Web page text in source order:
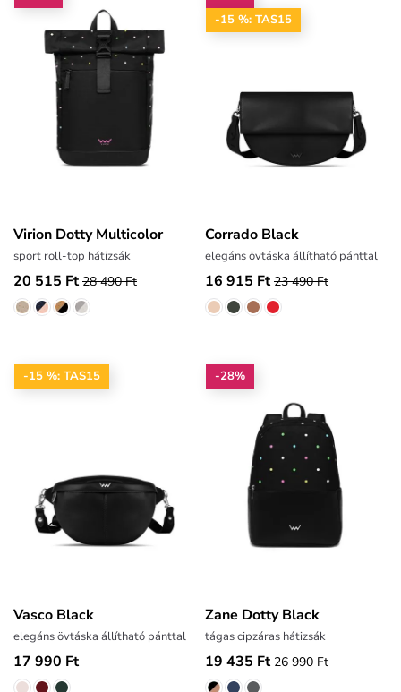
Virion Dotty Multicolor
sport roll-top hátizsák
20 515 Ft 28 490 Ft
-15 %: TAS15
Corrado Black
elegáns övtáska állítható pánttal
16 915 Ft 23 490 Ft
-15 %: TAS15
Vasco Black
elegáns övtáska állítható pánttal
17 990 Ft
-28%
Zane Dotty Black
tágas cipzáras hátizsák
19 435 Ft 26 990 Ft